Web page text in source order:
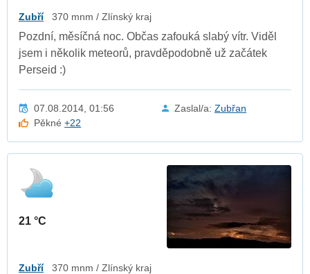
Zubří 370 mnm / Zlínský kraj
Pozdní, měsíčná noc. Občas zafouká slabý vítr. Viděl
jsem i několik meteorů, pravděpodobně už začátek
Perseid :)
07.08.2014, 01:56 Zaslal/a: Zubřan
Pěkné+22
21 °C
Zubří 370 mnm / Zlínský kraj